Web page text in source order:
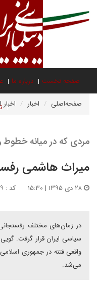
صفحه نخست درباره ما
صفحه‌اصلی اخبار
مردی که در میانه خطوط
میراث هاشمی
کد : ۱۹۶۶۲۴۹
در زمان‌های مختلف
سیاسی ایران قرار گرفت.
واقعی فتنه در جمهوری
می‌شد.